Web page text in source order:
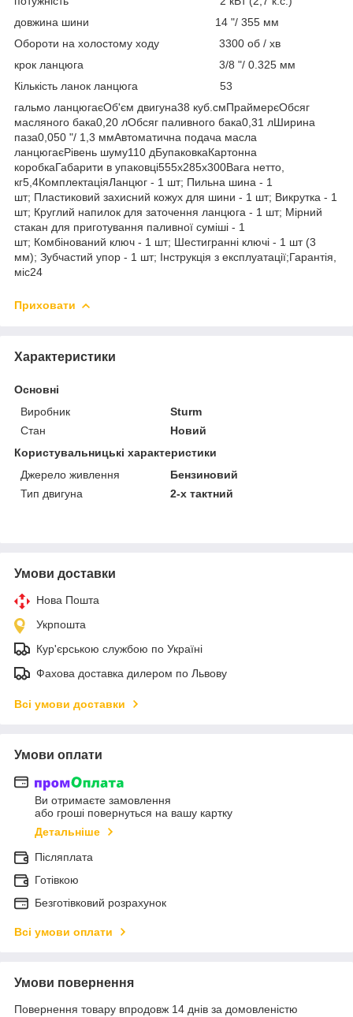
довжина шини 14 "/ 355 мм
Обороти на холостому ходу 3300 об / хв
крок ланцюга 3/8 "/ 0.325 мм
Кількість ланок ланцюга 53
гальмо ланцюгаєОб'єм двигуна38 куб.смПраймерєОбсяг
масляного бака0,20 лОбсяг паливного бака0,31 лШирина
паза0,050 "/ 1,3 ммАвтоматична подача масла
ланцюгаєРівень шуму110 дБупаковкаКартонна
коробкаГабарити в упаковці555x285x300Вага нетто,
кг5,4КомплектаціяЛанцюг - 1 шт; Пильна шина - 1
шт; Пластиковий захисний кожух для шини - 1 шт; Викрутка - 1
шт; Круглий напилок для заточення ланцюга - 1 шт; Мірний
стакан для приготування паливної суміші - 1
шт; Комбінований ключ - 1 шт; Шестигранні ключі - 1 шт (3
мм); Зубчастий упор - 1 шт; Інструкція з експлуатації;Гарантія,
міс24
Приховати
Характеристики
Основні
Виробник
Sturm
Стан
Новий
Користувальницькі характеристики
Джерело живлення
Бензиновий
Тип двигуна
2-х тактний
Умови доставки
Нова Пошта
Укрпошта
Кур'єрською службою по Україні
Фахова доставка дилером по Львову
Всі умови доставки
Умови оплати
Ви отримаєте замовлення
або гроші повернуться на вашу картку
Детальніше
Післяплата
Готівкою
Безготівковий розрахунок
Всі умови оплати
Умови повернення
Повернення товару впродовж 14 днів за домовленістю